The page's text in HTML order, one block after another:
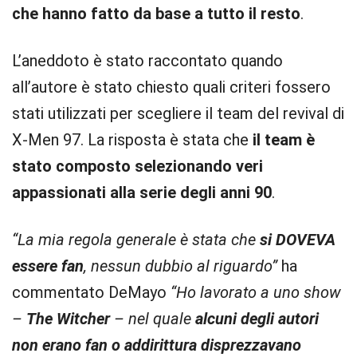
che hanno fatto da base a tutto il resto.
L’aneddoto è stato raccontato quando
all’autore è stato chiesto quali criteri fossero
stati utilizzati per scegliere il team del revival di
X-Men 97. La risposta è stata che il team è
stato composto selezionando veri
appassionati alla serie degli anni 90.
“La mia regola generale è stata che si DOVEVA
essere fan, nessun dubbio al riguardo”ha
commentato DeMayo “Ho lavorato a uno show
– The Witcher – nel quale alcuni degli autori
non erano fan o addirittura disprezzavano